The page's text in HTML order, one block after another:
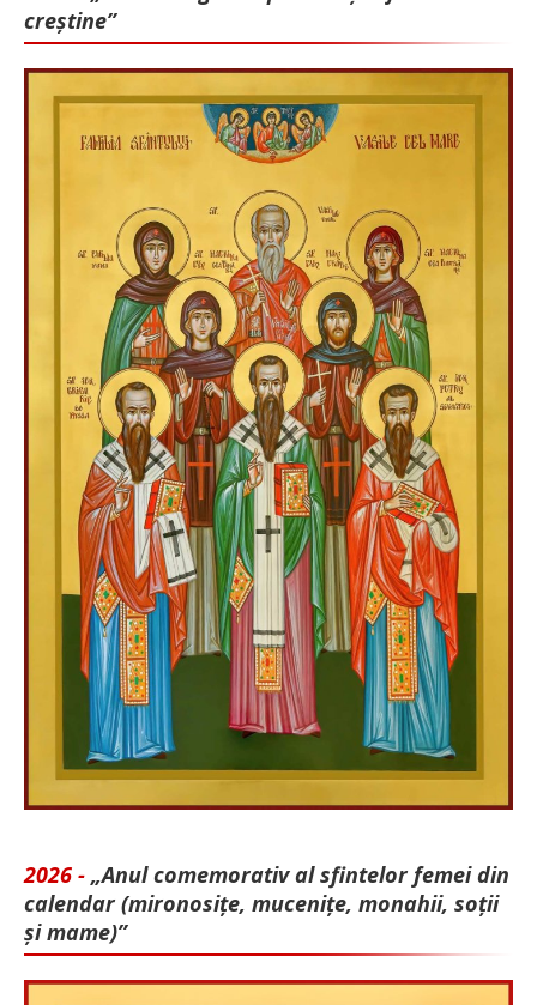
creștine”
2026 - „Anul comemorativ al sfintelor femei din
calendar (mironosițe, mu­cenițe, monahii, soții
și mame)”